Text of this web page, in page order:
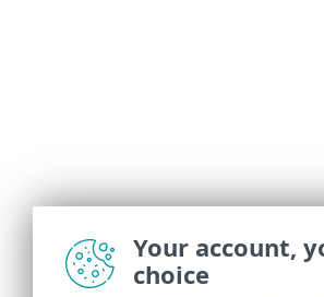
Your account,
choice